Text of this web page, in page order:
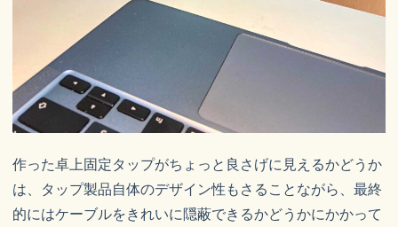
作った卓上固定タップがちょっと良さげに見えるかどうか
は、タップ製品自体のデザイン性もさることながら、最終
的にはケーブルをきれいに隠蔽できるかどうかにかかって